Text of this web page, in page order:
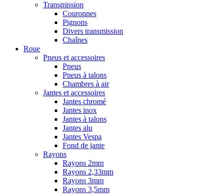
Transmission
Couronnes
Pignons
Divers transmission
Chaînes
Roue
Pneus et accessoires
Pneus
Pneus à talons
Chambres à air
Jantes et accessoires
Jantes chromé
Jantes inox
Jantes à talons
Jantes alu
Jantes Vespa
Fond de jante
Rayons
Rayons 2mm
Rayons 2,33mm
Rayons 3mm
Rayons 3,5mm